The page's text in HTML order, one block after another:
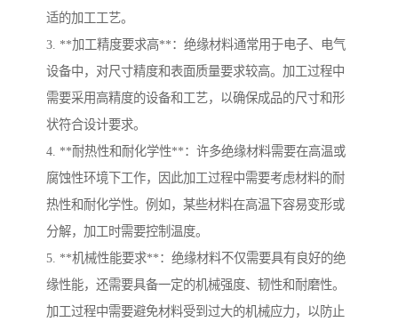
适的加工工艺。
3. **加工精度要求高**：绝缘材料通常用于电子、电气
设备中，对尺寸精度和表面质量要求较高。加工过程中
需要采用高精度的设备和工艺，以确保成品的尺寸和形
状符合设计要求。
4. **耐热性和耐化学性**：许多绝缘材料需要在高温或
腐蚀性环境下工作，因此加工过程中需要考虑材料的耐
热性和耐化学性。例如，某些材料在高温下容易变形或
分解，加工时需要控制温度。
5. **机械性能要求**：绝缘材料不仅需要具有良好的绝
缘性能，还需要具备一定的机械强度、韧性和耐磨性。
加工过程中需要避免材料受到过大的机械应力，以防止